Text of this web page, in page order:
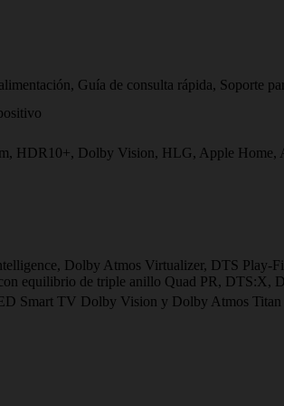
Guía de consulta rápida, Soporte
HDR10+, Dolby Vision, HLG, Apple Home,
Dolby Atmos Virtualizer, DTS Play-
equilibrio de triple anillo Quad PR, DTS:X,
Smart TV Dolby Vision y Dolby Atmos Titan